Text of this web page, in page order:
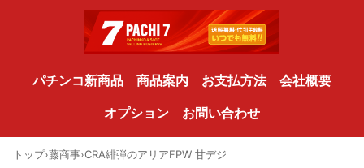
パチンコ新商品 商品案内 お支払方法
会社概要
オプション
お問い合わせ
トップ›藤商事›CRA緋弾のアリアFPW 甘デジ